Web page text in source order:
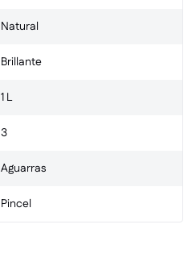
Natural
Brillante
1 L
3
Aguarras
Pincel